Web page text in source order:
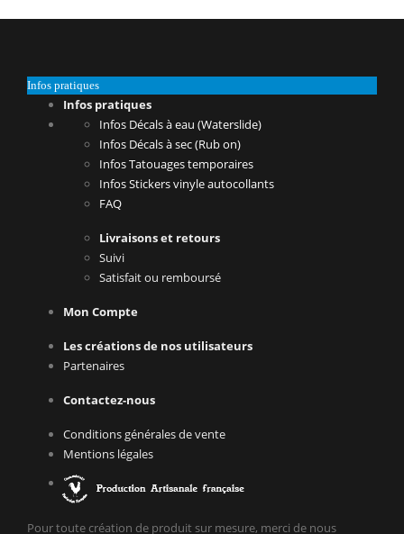
Infos pratiques
Infos pratiques
Infos Décals à eau (Waterslide)
Infos Décals à sec (Rub on)
Infos Tatouages temporaires
Infos Stickers vinyle autocollants
FAQ
Livraisons et retours
Suivi
Satisfait ou remboursé
Mon Compte
Les créations de nos utilisateurs
Partenaires
Contactez-nous
Conditions générales de vente
Mentions légales
Pour toute création de produit sur mesure, merci de nous